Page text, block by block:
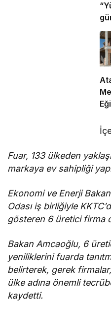
Fuar, 133 ülkeden
markaya ev sahipliği
Ekonomi ve Enerji
Odası iş birliğiyle
gösteren 6 üretici firma
Bakan Amcaoğlu, 6
yeniliklerini fuarda
belirterek, gerek
ülke adına önemli
kaydetti.